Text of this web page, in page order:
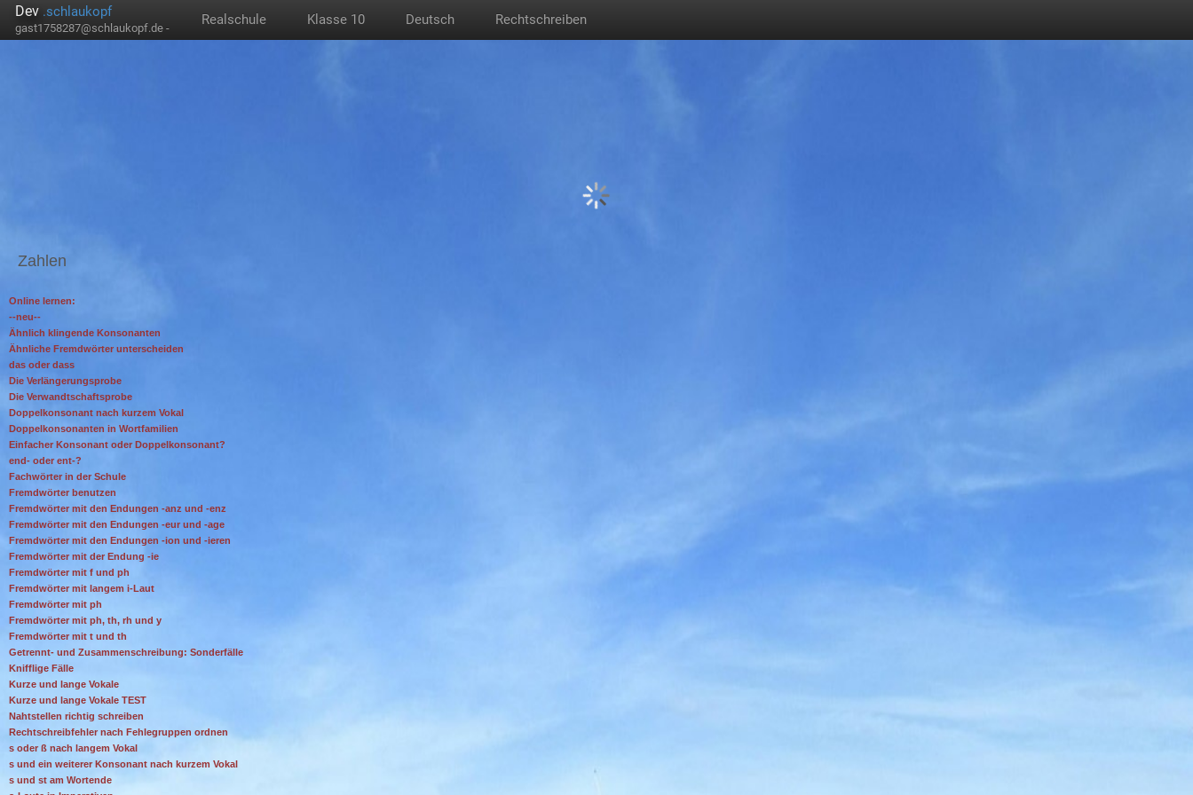
Dev .schlaukopf
gast1758287@schlaukopf.de -
Realschule Klasse 10 Deutsch Rechtschreiben
Zahlen
Online lernen:
--neu--
Ähnlich klingende Konsonanten
Ähnliche Fremdwörter unterscheiden
das oder dass
Die Verlängerungsprobe
Die Verwandtschaftsprobe
Doppelkonsonant nach kurzem Vokal
Doppelkonsonanten in Wortfamilien
Einfacher Konsonant oder Doppelkonsonant?
end- oder ent-?
Fachwörter in der Schule
Fremdwörter benutzen
Fremdwörter mit den Endungen -anz und -enz
Fremdwörter mit den Endungen -eur und -age
Fremdwörter mit den Endungen -ion und -ieren
Fremdwörter mit der Endung -ie
Fremdwörter mit f und ph
Fremdwörter mit langem i-Laut
Fremdwörter mit ph
Fremdwörter mit ph, th, rh und y
Fremdwörter mit t und th
Getrennt- und Zusammenschreibung: Sonderfälle
Knifflige Fälle
Kurze und lange Vokale
Kurze und lange Vokale TEST
Nahtstellen richtig schreiben
Rechtschreibfehler nach Fehlegruppen ordnen
s oder ß nach langem Vokal
s und ein weiterer Konsonant nach kurzem Vokal
s und st am Wortende